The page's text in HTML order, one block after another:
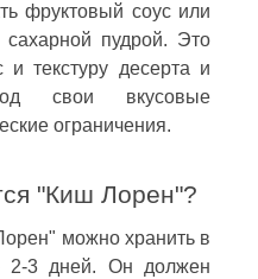
фруктовый соус или
сахарной пудрой. Это
и текстуру десерта и
свои вкусовые
ограничения.
"Киш Лорен"?
можно хранить в
2-3 дней. Он должен